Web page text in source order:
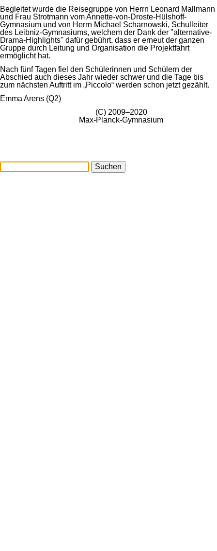
Begleitet wurde die Reisegruppe von Herrn Leonard Mallmann
und Frau Strotmann vom Annette-von-Droste-Hülshoff-
Gymnasium und von Herrn Michael Scharnowski, Schulleiter
des Leibniz-Gymnasiums, welchem der Dank der "alternative-
Drama-Highlights" dafür gebührt, dass er erneut der ganzen
Gruppe durch Leitung und Organisation die Projektfahrt
ermöglicht hat.
Nach fünf Tagen fiel den Schülerinnen und Schülern der
Abschied auch dieses Jahr wieder schwer und die Tage bis
zum nächsten Auftritt im „Piccolo“ werden schon jetzt gezählt.
Emma Arens (Q2)
(C) 2009–2020
Max-Planck-Gymnasium
Suchen